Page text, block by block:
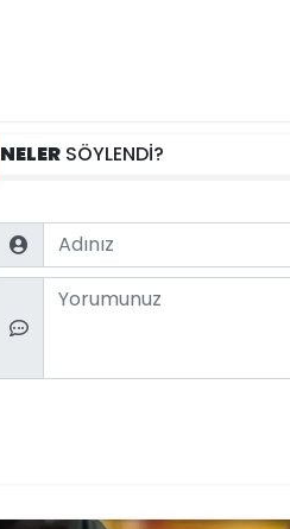
NELER SÖYLENDİ?
Name
Comment